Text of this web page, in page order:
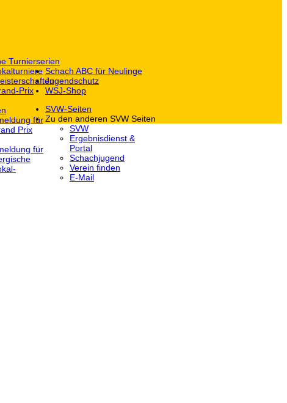
Turnierserien
Prix
für
Prix
für
Schach ABC für Neulinge
Jugendschutz
WSJ-Shop
SVW-Seiten
Zu den anderen SVW Seiten
SVW
Ergebnisdienst &
Portal
Schachjugend
Verein finden
E-Mail